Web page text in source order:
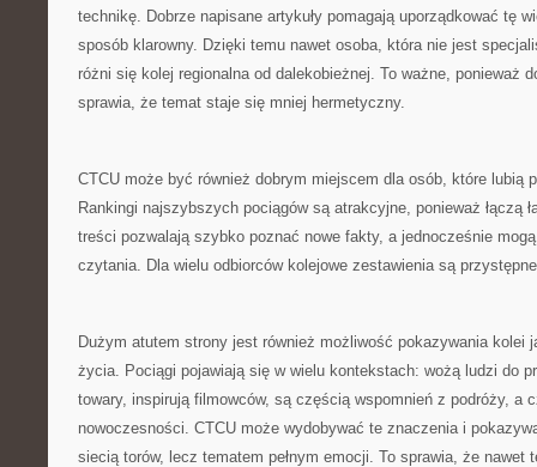
technikę. Dobrze napisane artykuły pomagają uporządkować tę
sposób klarowny. Dzięki temu nawet osoba, która nie jest
różni się kolej regionalna od dalekobieżnej. To ważne, ponieważ
sprawia, że temat staje się mniej hermetyczny.
CTCU może być również dobrym miejscem dla osób, które lubią
Rankingi najszybszych pociągów są atrakcyjne, ponieważ łączą
treści pozwalają szybko poznać nowe fakty, a jednocześnie
czytania. Dla wielu odbiorców kolejowe zestawienia są
Dużym atutem strony jest również możliwość pokazywania kolei
życia. Pociągi pojawiają się w wielu kontekstach: wożą ludzi do
towary, inspirują filmowców, są częścią wspomnień z podróży, a
nowoczesności. CTCU może wydobywać te znaczenia i
siecią torów, lecz tematem pełnym emocji. To sprawia, że nawet